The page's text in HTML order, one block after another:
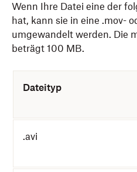
Wenn Ihre Datei eine der
hat, kann sie in eine .mov-
umgewandelt werden. Die
beträgt 100 MB.
Dateityp
.avi